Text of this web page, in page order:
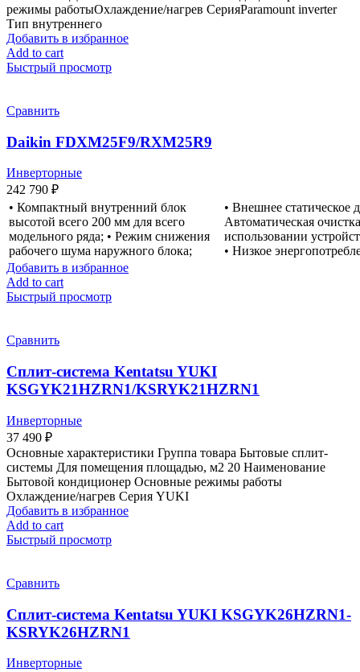
режимы работыОхлаждение/нагрев СерияParamount inverter
Тип внутреннего
Добавить в избранное
Add to cart
Быстрый просмотр
Сравнить
Daikin FDXM25F9/RXM25R9
Инверторные
242 790 ₽
• Компактный внутренний блок
высотой всего 200 мм для всего
модельного ряда; • Режим снижения
рабочего шума наружного блока;
• Внешнее статическое
Автоматическая
использовании
• Низкое
Добавить в избранное
Add to cart
Быстрый просмотр
Сравнить
Сплит-система Kentatsu YUKI
KSGYK21HZRN1/KSRYK21HZRN1
Инверторные
37 490 ₽
Основные характеристики Группа товара Бытовые сплит-
системы Для помещения площадью, м2 20 Наименование
Бытовой кондиционер Основные режимы работы
Охлаждение/нагрев Серия YUKI
Добавить в избранное
Add to cart
Быстрый просмотр
Сравнить
Сплит-система Kentatsu YUKI KSGYK26HZRN1-
KSRYK26HZRN1
Инверторные